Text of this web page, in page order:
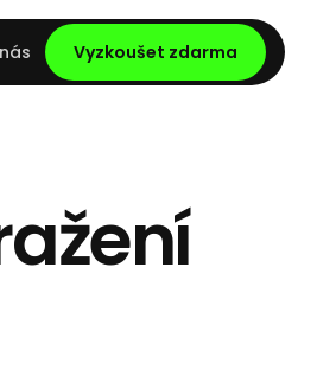
Vyzkoušet zdarma